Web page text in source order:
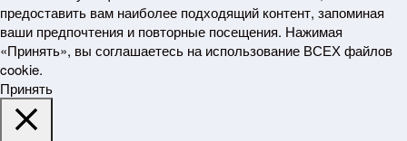
предоставить вам наиболее подходящий контент, запоминая
ваши предпочтения и повторные посещения. Нажимая
«Принять», вы соглашаетесь на использование ВСЕХ файлов
cookie.
Принять